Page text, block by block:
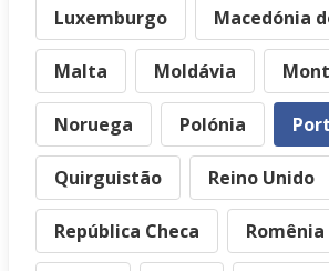
Luxemburgo Macedónia
Malta Moldávia
Noruega Polónia
Quirguistão Reino Unido
República Checa Romênia